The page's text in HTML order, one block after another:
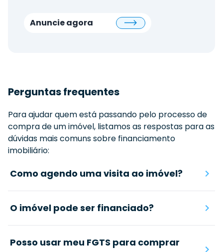
Anuncie agora
Perguntas frequentes
Para ajudar quem está passando pelo processo de
compra de um imóvel, listamos as respostas para as
dúvidas mais comuns sobre financiamento
imobiliário:
Como agendo uma visita ao imóvel?
O imóvel pode ser financiado?
Posso usar meu FGTS para comprar